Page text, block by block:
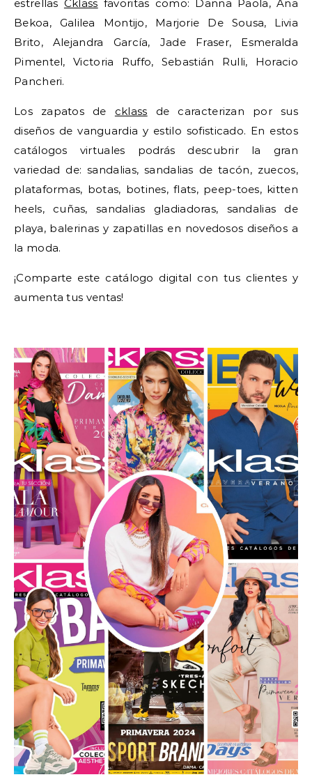
estrellas Cklass favoritas como: Danna Paola, Ana
Bekoa, Galilea Montijo, Marjorie De Sousa, Livia
Brito, Alejandra García, Jade Fraser, Esmeralda
Pimentel, Victoria Ruffo, Sebastián Rulli, Horacio
Pancheri.
Los zapatos de cklass de caracterizan por sus
diseños de vanguardia y estilo sofisticado. En estos
catálogos virtuales podrás descubrir la gran
variedad de: sandalias, sandalias de tacón, zuecos,
plataformas, botas, botines, flats, peep-toes, kitten
heels, cuñas, sandalias gladiadoras, sandalias de
playa, balerinas y zapatillas en novedosos diseños a
la moda.
¡Comparte este catálogo digital con tus clientes y
aumenta tus ventas!